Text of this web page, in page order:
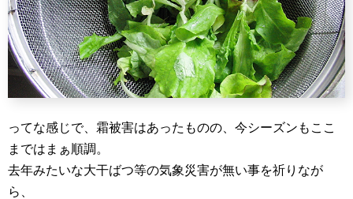
ってな感じで、霜被害はあったものの、今シーズンもここ
まではまぁ順調。
去年みたいな大干ばつ等の気象災害が無い事を祈りなが
ら、